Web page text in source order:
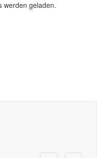
werden geladen.